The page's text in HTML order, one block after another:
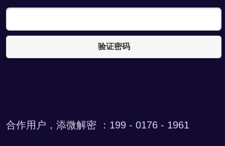
验证密码
合作用户，添微解密 ：199 - 0176 - 1961